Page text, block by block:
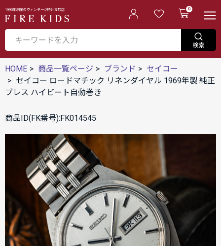
1995年創業のヴィンテージ時計専門店 0
HOME 商品一覧ページ ブランド
セイコー
セイコー ロードマチック リネンダイヤル 1969年製 純正
ブレス ハイビート自動巻き
商品ID(FK番号):FK014545